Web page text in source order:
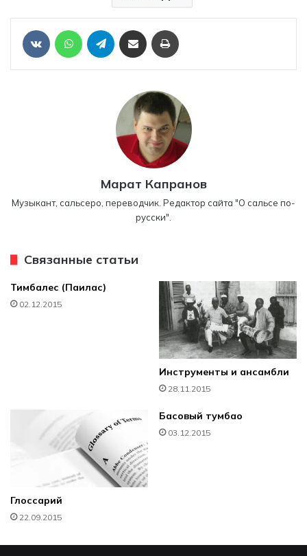
VKontakte WhatsApp Telegram
Марат Капранов
Музыкант, сальсеро, переводчик. Редактор сайта "О сальсе по-
русски".
Связанные статьи
Тимбалес (Паилас)
02.12.2015
Инструменты и ансамбли
28.11.2015
Глоссарий
22.09.2015
Басовый тумбао
03.12.2015